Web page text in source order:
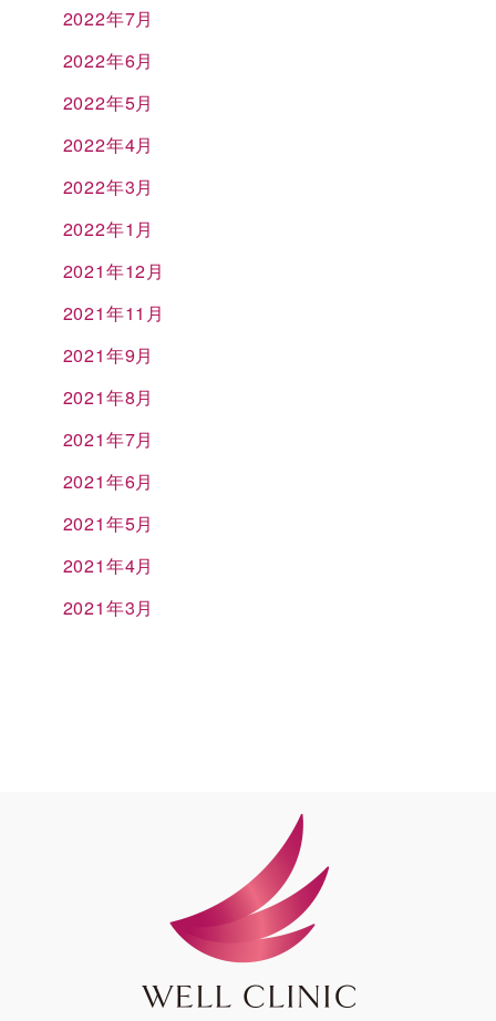
2022年7月
2022年6月
2022年5月
2022年4月
2022年3月
2022年1月
2021年12月
2021年11月
2021年9月
2021年8月
2021年7月
2021年6月
2021年5月
2021年4月
2021年3月